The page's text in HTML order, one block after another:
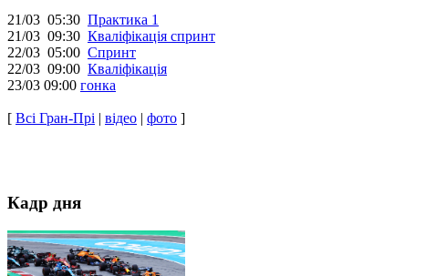
21/03 05:30 Практика 1
21/03 09:30 Кваліфікація спринт
22/03 05:00 Спринт
22/03 09:00 Кваліфікація
23/03 09:00 гонка
[ Всі Гран-Прі | відео | фото ]
Кадр дня